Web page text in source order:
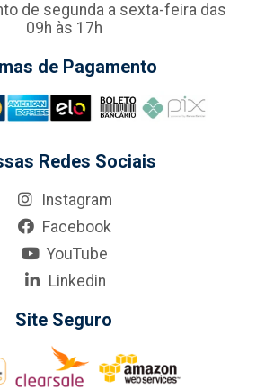
de segunda a sexta-feira das
09h às 17h
de Pagamento
Redes Sociais
Instagram
Facebook
YouTube
Linkedin
Site Seguro